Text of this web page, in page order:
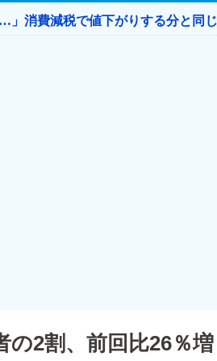
2割、前回比26％増